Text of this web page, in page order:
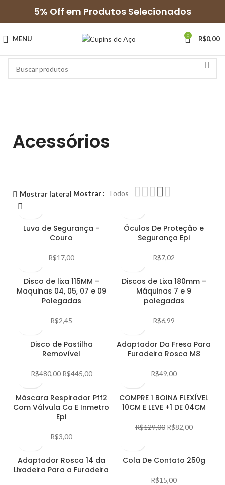
5% Off em Produtos Selecionados
MENU 0 R$0,00
Acessórios
Mostrar lateral Mostrar Todos
Luva de Segurança –
Couro
R$17,00
Óculos De Proteção e
Segurança Epi
R$7,02
Disco de lixa 115MM –
Maquinas 04, 05, 07 e 09
Polegadas
R$2,45
Discos de Lixa 180mm –
Máquinas 7 e 9
polegadas
R$6,99
Disco de Pastilha
Removível
R$480,00 R$445,00
Adaptador Da Fresa Para
Furadeira Rosca M8
R$49,00
Máscara Respirador Pff2
Com Válvula Ca E Inmetro
Epi
R$3,00
COMPRE 1 BOINA FLEXÍVEL
10CM E LEVE +1 DE 04CM
R$129,00 R$82,00
Adaptador Rosca 14 da
Lixadeira Para a Furadeira
Cola De Contato 250g
R$15,00